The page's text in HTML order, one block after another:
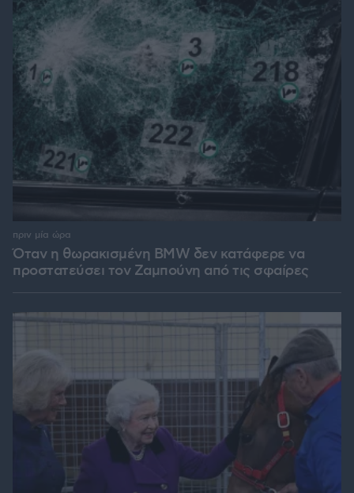
Όταν η θωρακισμένη BMW δεν κατάφερε να
προστατεύσει τον Ζαμπούνη από τις σφαίρες
πριν μία ώρα